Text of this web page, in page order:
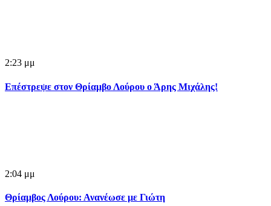
2:23 μμ
Επέστρεψε στον Θρίαμβο Λούρου ο Άρης Μιχάλης!
2:04 μμ
Θρίαμβος Λούρου: Ανανέωσε με Γιώτη